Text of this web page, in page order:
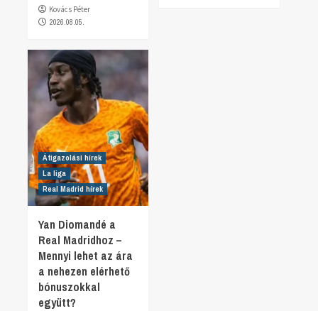
Kovács Péter
2026.08.05.
Átigazolási hírek
La liga
Real Madrid hírek
Yan Diomandé a
Real Madridhoz –
Mennyi lehet az ára
a nehezen elérhető
bónuszokkal
együtt?